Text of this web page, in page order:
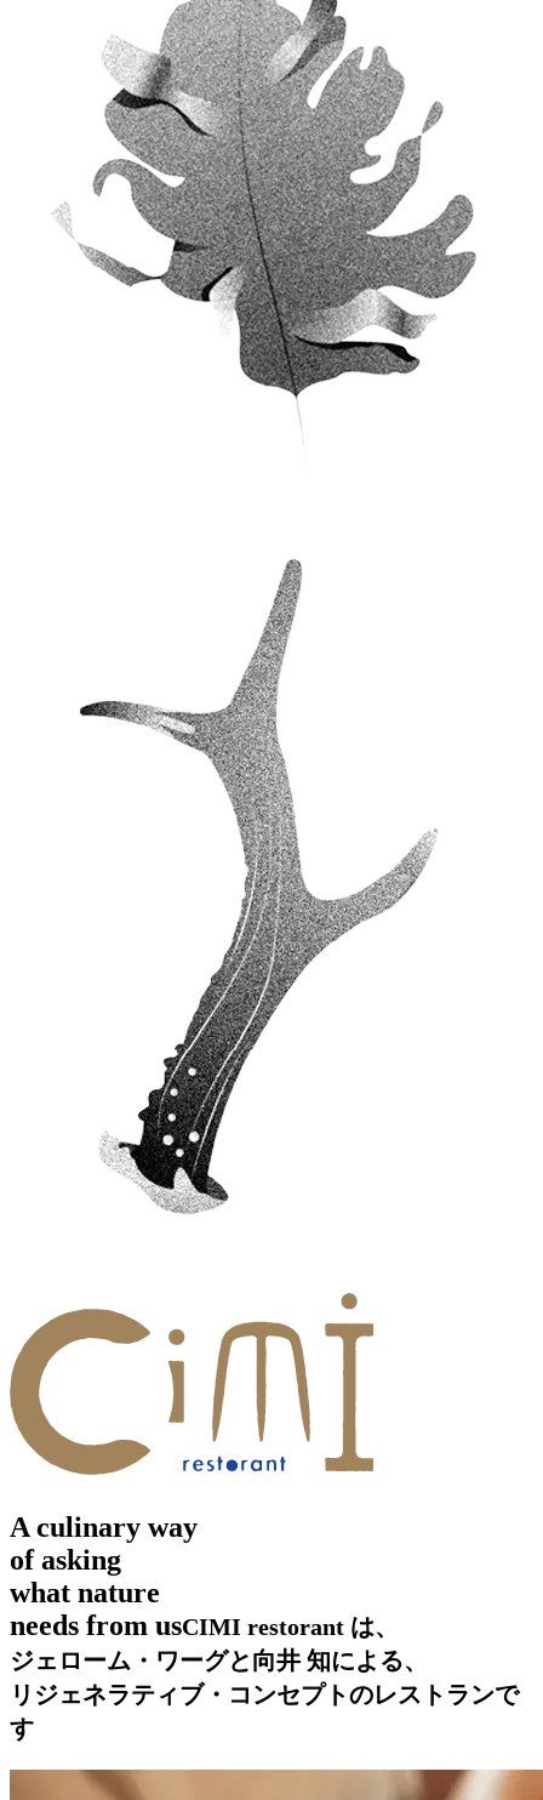
A culinary way
of asking
what nature
needs from usCIMI restorant は、
ジェローム・ワーグと向井 知による、
リジェネラティブ・コンセプトのレストランで
す